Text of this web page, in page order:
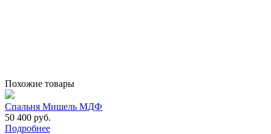
Похожие товары
Спальня Мишель МДФ
50 400 руб.
Подробнее